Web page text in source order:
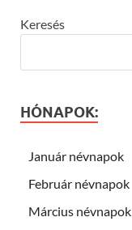
Keresés
HÓNAPOK:
Január névnapok
Február névnapok
Március névnapok